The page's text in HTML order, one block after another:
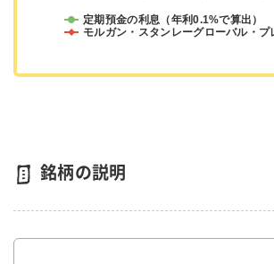
定期預金の利息（年利0.1%で算出）
モルガン・スタンレーグローバル・
銘柄の説明